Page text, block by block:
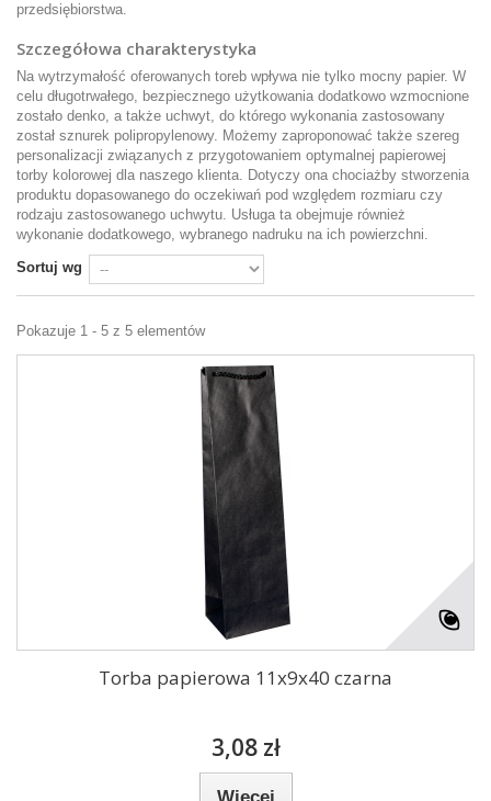
przedsiębiorstwa.
Szczegółowa charakterystyka
Na wytrzymałość oferowanych toreb wpływa nie tylko mocny papier. W
celu długotrwałego, bezpiecznego użytkowania dodatkowo wzmocnione
zostało denko, a także uchwyt, do którego wykonania zastosowany
został sznurek polipropylenowy. Możemy zaproponować także szereg
personalizacji związanych z przygotowaniem optymalnej papierowej
torby kolorowej dla naszego klienta. Dotyczy ona chociażby stworzenia
produktu dopasowanego do oczekiwań pod względem rozmiaru czy
rodzaju zastosowanego uchwytu. Usługa ta obejmuje również
wykonanie dodatkowego, wybranego nadruku na ich powierzchni.
Sortuj wg
Pokazuje 1 - 5 z 5 elementów
Torba papierowa 11x9x40 czarna
3,08 zł